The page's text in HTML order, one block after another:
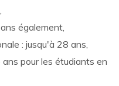
également,
: jusqu'à 28 ans,
pour les étudiants en